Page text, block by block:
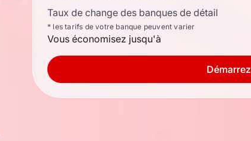
Taux de change des banques de détail
* les tarifs de votre banque peuvent varier
Vous économisez jusqu'à
Démarrez